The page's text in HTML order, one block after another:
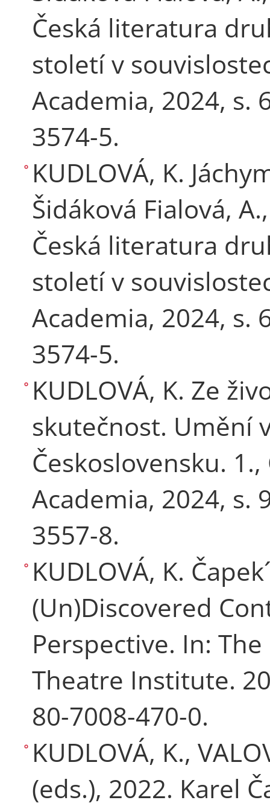
Česká literatura
století v
Academia, 2024, s.
3574-5.
KUDLOVÁ, K.
Šidáková Fialová,
Česká literatura
století v
Academia, 2024, s.
3574-5.
KUDLOVÁ, K. Ze
skutečnost. Umění
Československu.
Academia, 2024, s.
3557-8.
KUDLOVÁ, K.
(Un)Discovered
Perspective. In:
Theatre Institute.
80-7008-470-0.
KUDLOVÁ, K.,
(eds.), 2022. Karel